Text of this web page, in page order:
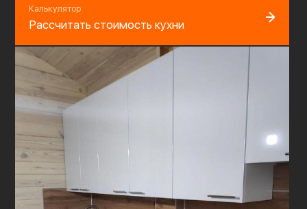
Калькулятор
Рассчитать стоимость кухни